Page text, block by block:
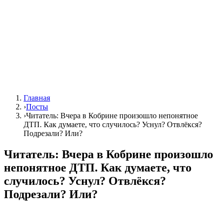
Главная
›Посты
›Читатель: Вчера в Кобрине произошло непонятное
ДТП. Как думаете, что случилось? Уснул? Отвлёкся?
Подрезали? Или?
Читатель: Вчера в Кобрине произошло
непонятное ДТП. Как думаете, что
случилось? Уснул? Отвлёкся?
Подрезали? Или?